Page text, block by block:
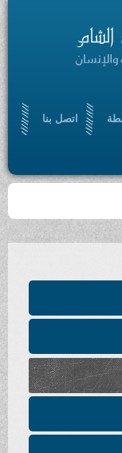
اتصل بنا